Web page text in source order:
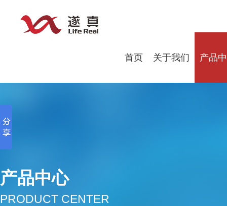
首页 关于我们 产品
产品中心
PRODUCT CENTER